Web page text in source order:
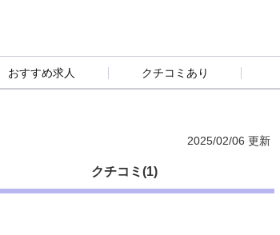
おすすめ求人 クチコミあり
2025/02/06 更新
クチコミ(1)